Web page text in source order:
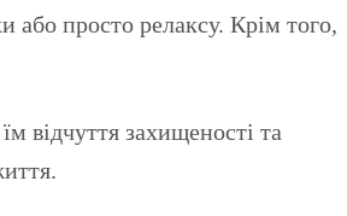
або просто релаксу. Крім того,
відчуття захищеності та